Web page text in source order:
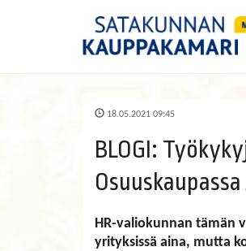
18.05.2021 09:45
BLOGI:
Osuuskaupassa
HR-valiokunnan tämän
yrityksissä aina, mutta